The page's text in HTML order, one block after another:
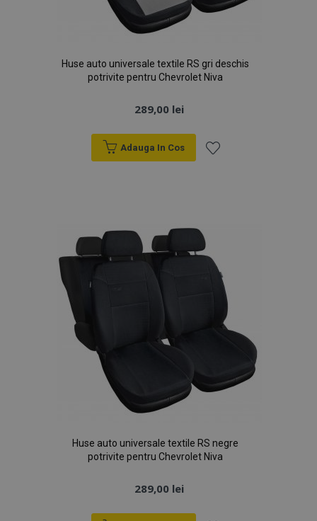
Huse auto universale textile RS gri deschis
potrivite pentru Chevrolet Niva
289,00 lei
Adauga In Cos
Dorințe
Huse auto universale textile RS negre
potrivite pentru Chevrolet Niva
289,00 lei